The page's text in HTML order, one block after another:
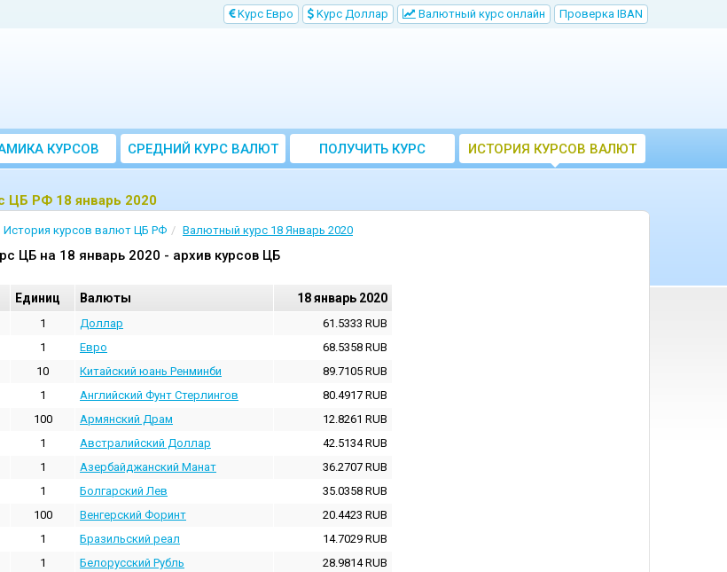
Kурс Евро Kурс Доллар Bалютный курс онлайн Проверка IBAN
КУРСОВ
CРЕДНИЙ КУРС ВАЛЮТ
ЗА МЕСЯЦ
ПОЛУЧИТЬ КУРС
ВАЛЮТ ЦБ
ИСТОРИЯ КУРСОВ ВАЛЮТ
ЦБ РФ
ЦБ РФ 18 январь 2020
История курсов валют ЦБ РФ Валютный курс 18 Январь 2020
ЦБ на 18 январь 2020 - архив курсов ЦБ
Единиц Валюты 18 январь 2020
1 Доллар 61.5333 RUB
1 Евро 68.5358 RUB
10 Китайский юань Ренминби 89.7105 RUB
1 Английский Фунт Стерлингов 80.4917 RUB
100 Армянский Драм 12.8261 RUB
1 Австралийский Доллар 42.5134RUB
1 Азербайджанский Манат 36.2707 RUB
1 Болгарский Лев 35.0358 RUB
100 Венгерский Форинт 20.4423 RUB
1 Бразильский реал 14.7029 RUB
1 Белорусский Рубль 28.9814RUB